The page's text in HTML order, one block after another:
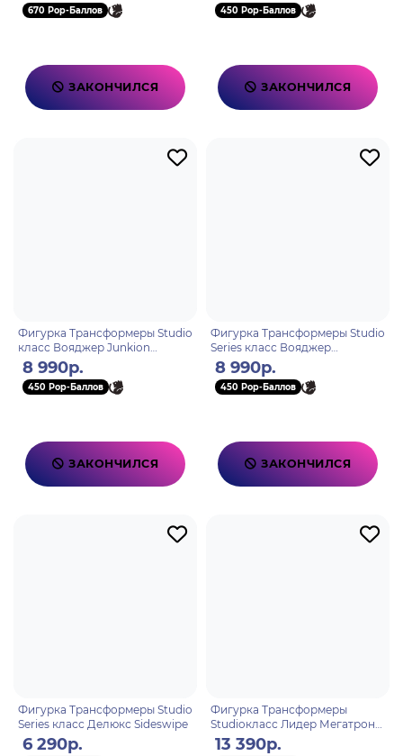
670 Pop-Баллов
ЗАКОНЧИЛСЯ
450 Pop-Баллов
ЗАКОНЧИЛСЯ
Фигурка Трансформеры Studio
класс Вояджер Junkion
Scrapheap
8 990р.
450 Pop-Баллов
ЗАКОНЧИЛСЯ
Фигурка Трансформеры Studio
Series класс Вояджер
Старскрим
8 990р.
450 Pop-Баллов
ЗАКОНЧИЛСЯ
Фигурка Трансформеры Studio
Series класс Делюкс Sideswipe
6 290р.
Фигурка Трансформеры
Studioкласс Лидер Мегатрон
Concept Art
13 390р.